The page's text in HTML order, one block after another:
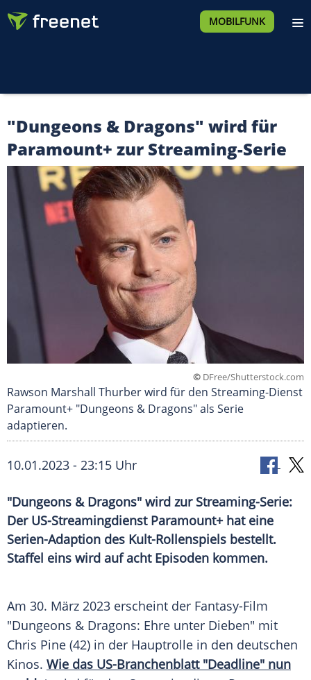
MOBILFUNK
"Dungeons & Dragons" wird für
Paramount+ zur Streaming-Serie
© DFree/Shutterstock.com
Rawson Marshall Thurber wird für den Streaming-Dienst
Paramount+ "Dungeons & Dragons" als Serie
adaptieren.
10.01.2023 - 23:15 Uhr
"Dungeons & Dragons" wird zur Streaming-Serie:
Der US-Streamingdienst Paramount+ hat eine
Serien-Adaption des Kult-Rollenspiels bestellt.
Staffel eins wird auf acht Episoden kommen.
Am 30. März 2023 erscheint der Fantasy-Film
"Dungeons & Dragons: Ehre unter Dieben" mit
Chris Pine (42) in der Hauptrolle in den deutschen
Kinos. Wie das US-Branchenblatt "Deadline" nun